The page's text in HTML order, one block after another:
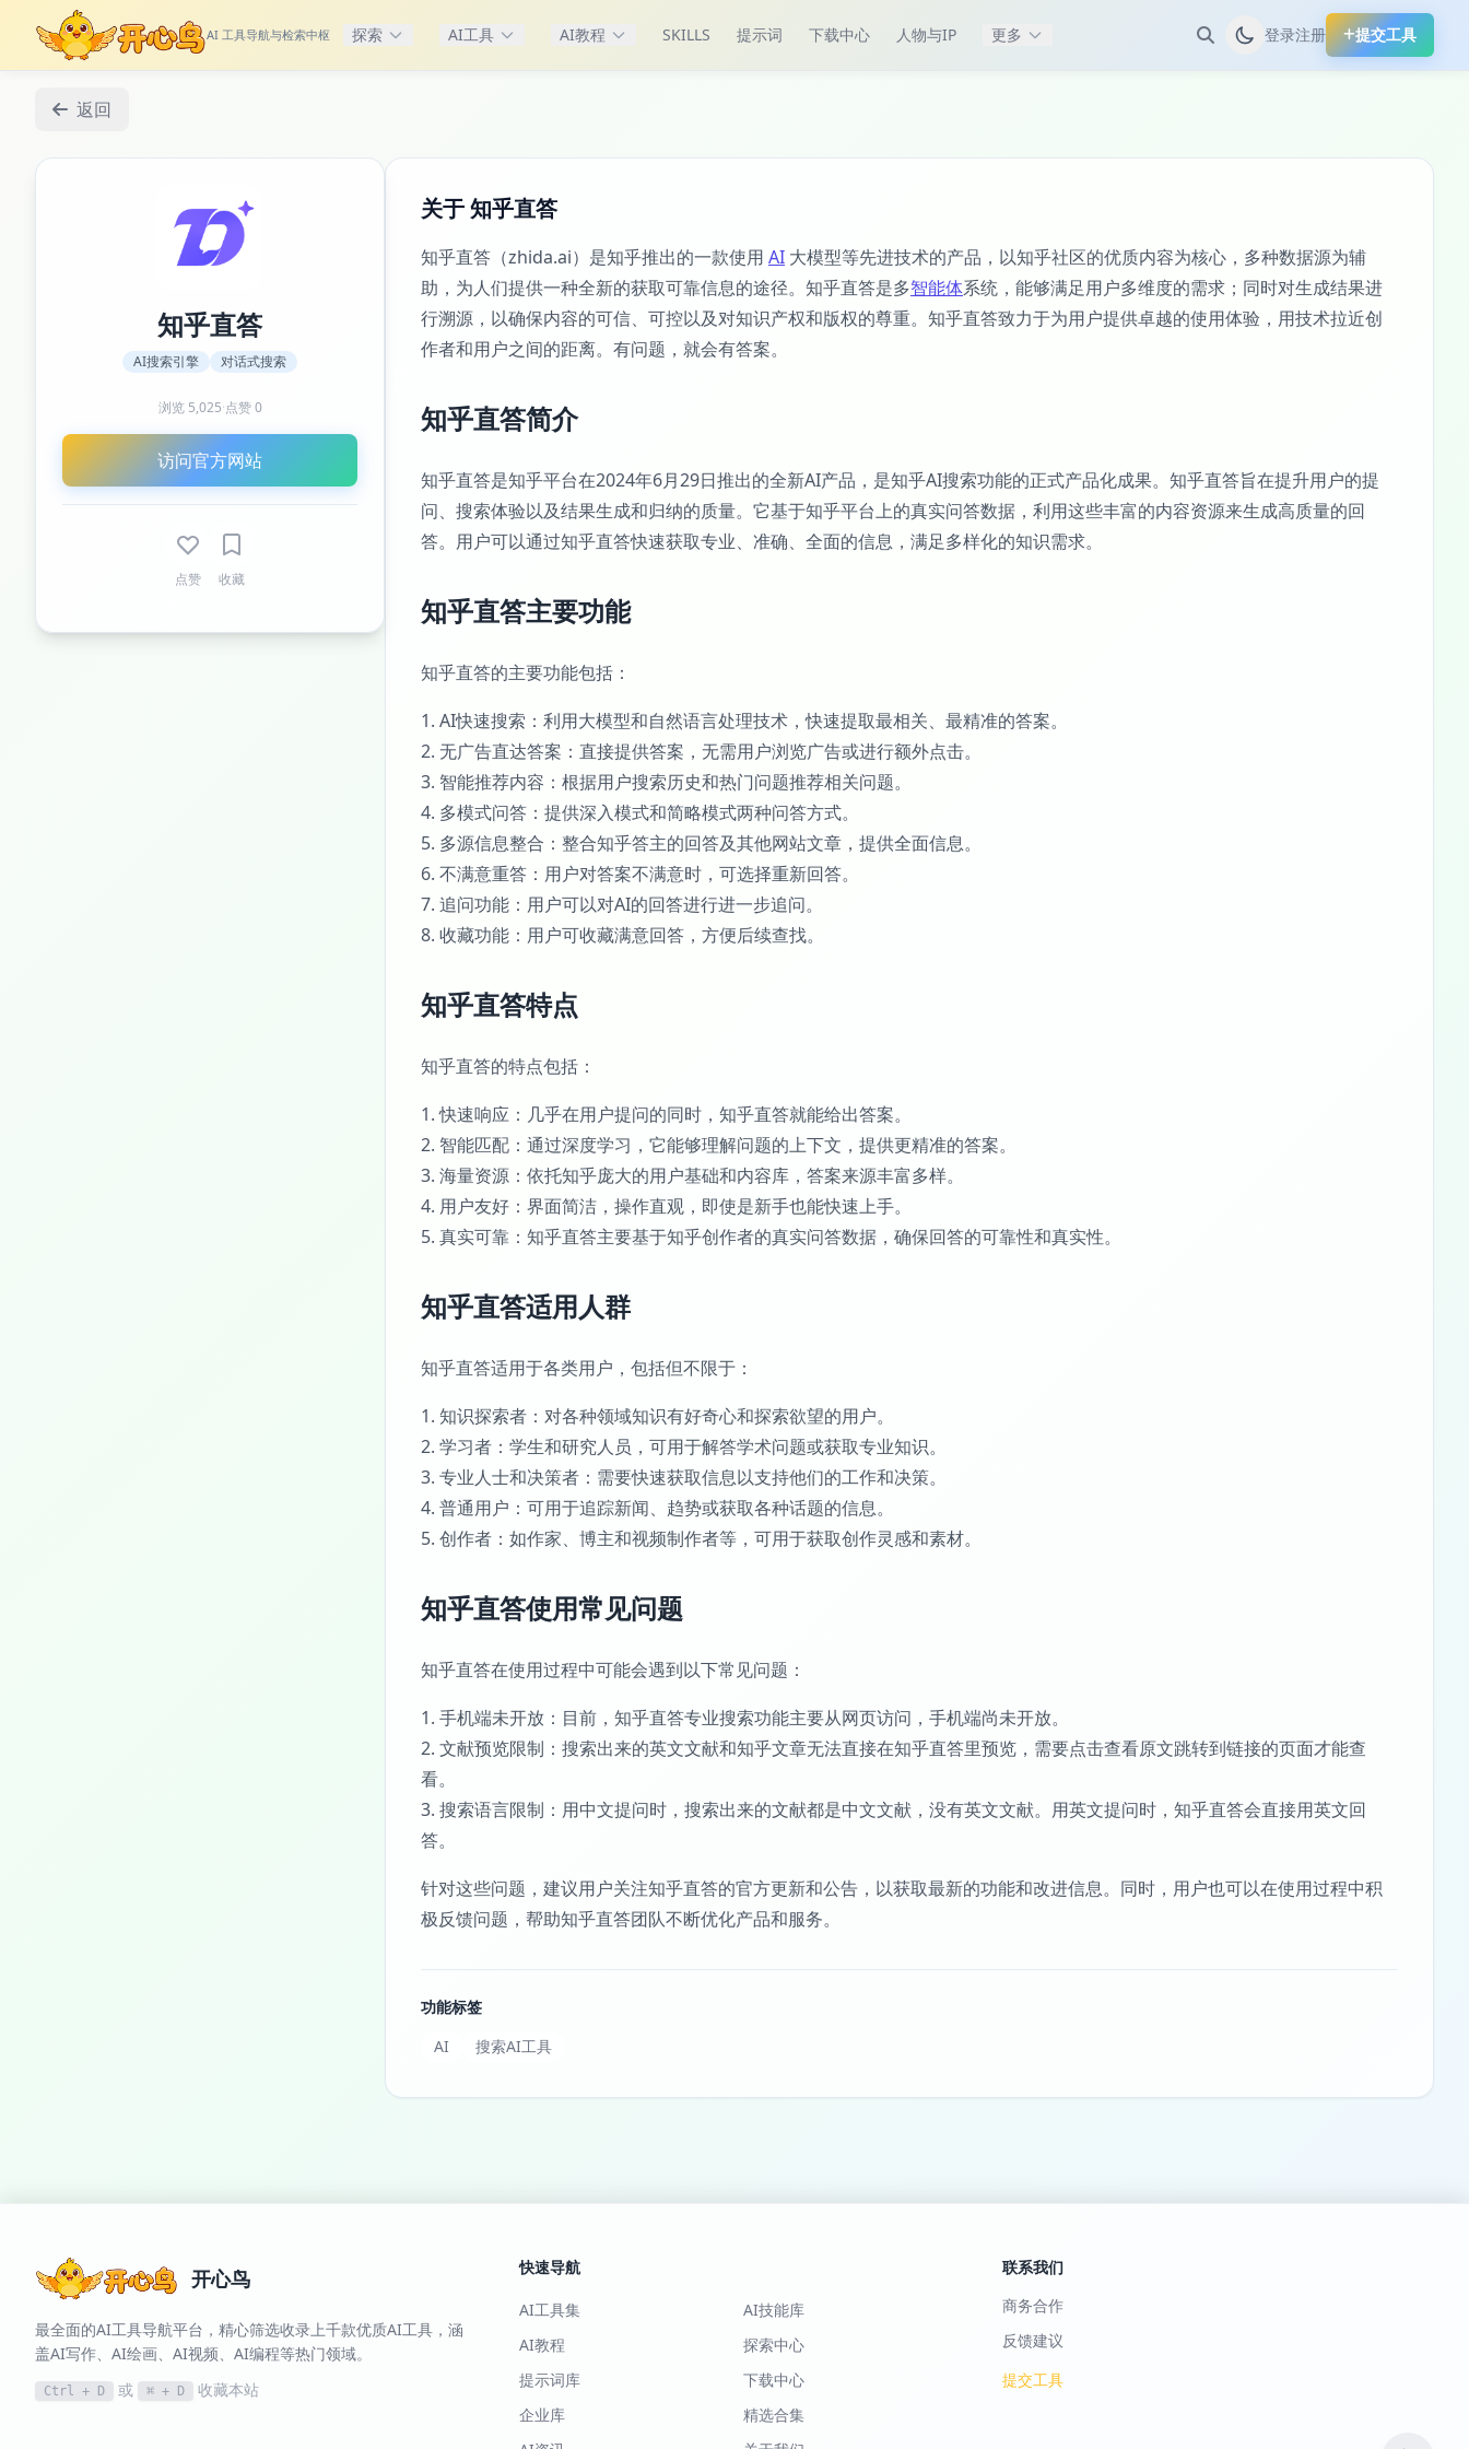
AI 工具导航与检索中枢 探索 AI工具 AI教程 SKILLS 提示词 下载中心 人物与IP 更多 登录注册 提交工具
返回
知乎直答
AI搜索引擎 对话式搜索
浏览 5,025·点赞0
访问官方网站
点赞 收藏
关于 知乎直答
知乎直答（zhida.ai）是知乎推出的一款使用 AI 大模型等先进技术的产品，以知乎社区的优质内容为核心，多种数据源为辅
助，为人们提供一种全新的获取可靠信息的途径。知乎直答是多智能体系统，能够满足用户多维度的需求；同时对生成结果进
行溯源，以确保内容的可信、可控以及对知识产权和版权的尊重。知乎直答致力于为用户提供卓越的使用体验，用技术拉近创
作者和用户之间的距离。有问题，就会有答案。
知乎直答简介
知乎直答是知乎平台在2024年6月29日推出的全新AI产品，是知乎AI搜索功能的正式产品化成果。知乎直答旨在提升用户的提
问、搜索体验以及结果生成和归纳的质量。它基于知乎平台上的真实问答数据，利用这些丰富的内容资源来生成高质量的回
答。用户可以通过知乎直答快速获取专业、准确、全面的信息，满足多样化的知识需求。
知乎直答主要功能
知乎直答的主要功能包括：
1. AI快速搜索：利用大模型和自然语言处理技术，快速提取最相关、最精准的答案。
2. 无广告直达答案：直接提供答案，无需用户浏览广告或进行额外点击。
3. 智能推荐内容：根据用户搜索历史和热门问题推荐相关问题。
4. 多模式问答：提供深入模式和简略模式两种问答方式。
5. 多源信息整合：整合知乎答主的回答及其他网站文章，提供全面信息。
6. 不满意重答：用户对答案不满意时，可选择重新回答。
7. 追问功能：用户可以对AI的回答进行进一步追问。
8. 收藏功能：用户可收藏满意回答，方便后续查找。
知乎直答特点
知乎直答的特点包括：
1. 快速响应：几乎在用户提问的同时，知乎直答就能给出答案。
2. 智能匹配：通过深度学习，它能够理解问题的上下文，提供更精准的答案。
3. 海量资源：依托知乎庞大的用户基础和内容库，答案来源丰富多样。
4. 用户友好：界面简洁，操作直观，即使是新手也能快速上手。
5. 真实可靠：知乎直答主要基于知乎创作者的真实问答数据，确保回答的可靠性和真实性。
知乎直答适用人群
知乎直答适用于各类用户，包括但不限于：
1. 知识探索者：对各种领域知识有好奇心和探索欲望的用户。
2. 学习者：学生和研究人员，可用于解答学术问题或获取专业知识。
3. 专业人士和决策者：需要快速获取信息以支持他们的工作和决策。
4. 普通用户：可用于追踪新闻、趋势或获取各种话题的信息。
5. 创作者：如作家、博主和视频制作者等，可用于获取创作灵感和素材。
知乎直答使用常见问题
知乎直答在使用过程中可能会遇到以下常见问题：
1. 手机端未开放：目前，知乎直答专业搜索功能主要从网页访问，手机端尚未开放。
2. 文献预览限制：搜索出来的英文文献和知乎文章无法直接在知乎直答里预览，需要点击查看原文跳转到链接的页面才能查
看。
3. 搜索语言限制：用中文提问时，搜索出来的文献都是中文文献，没有英文文献。用英文提问时，知乎直答会直接用英文回
答。
针对这些问题，建议用户关注知乎直答的官方更新和公告，以获取最新的功能和改进信息。同时，用户也可以在使用过程中积
极反馈问题，帮助知乎直答团队不断优化产品和服务。
功能标签
AI
搜索AI工具
开心鸟
最全面的AI工具导航平台，精心筛选收录上千款优质AI工具，涵
盖AI写作、AI绘画、AI视频、AI编程等热门领域。
Ctrl + D 或 ⌘ + D 收藏本站
快速导航
AI工具集
AI技能库
AI教程
探索中心
提示词库
下载中心
企业库
精选合集
联系我们
商务合作
反馈建议
提交工具